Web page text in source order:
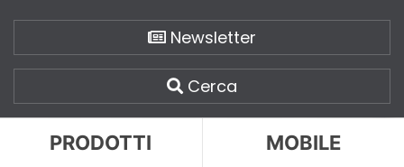
Newsletter
Cerca
PRODOTTI MOBILE